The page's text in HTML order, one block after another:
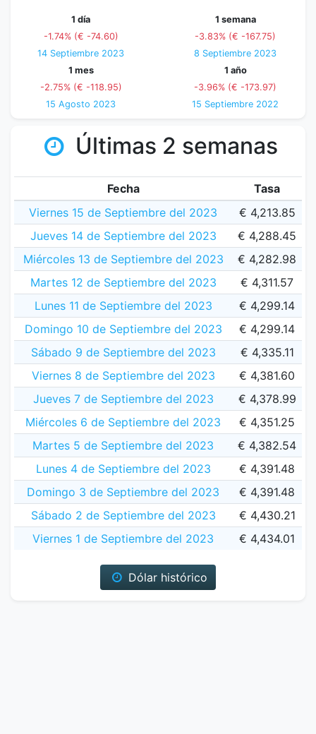
1 día
-1.74% (€ -74.60)
14 Septiembre 2023
1 semana
-3.83% (€ -167.75)
8 Septiembre 2023
1 mes
-2.75% (€ -118.95)
15 Agosto 2023
1 año
-3.96% (€ -173.97)
15 Septiembre 2022
Últimas 2 semanas
Fecha
Tasa
Viernes 15 de Septiembre del 2023
€ 4,213.85
Jueves 14 de Septiembre del 2023
€ 4,288.45
Miércoles 13 de Septiembre del 2023
€ 4,282.98
Martes 12 de Septiembre del 2023
€ 4,311.57
Lunes 11 de Septiembre del 2023
€ 4,299.14
Domingo 10 de Septiembre del 2023
€ 4,299.14
Sábado 9 de Septiembre del 2023
€ 4,335.11
Viernes 8 de Septiembre del 2023
€ 4,381.60
Jueves 7 de Septiembre del 2023
€ 4,378.99
Miércoles 6 de Septiembre del 2023
€ 4,351.25
Martes 5 de Septiembre del 2023
€ 4,382.54
Lunes 4 de Septiembre del 2023
€ 4,391.48
Domingo 3 de Septiembre del 2023
€ 4,391.48
Sábado 2 de Septiembre del 2023
€ 4,430.21
Viernes 1 de Septiembre del 2023
€ 4,434.01
Dólar histórico